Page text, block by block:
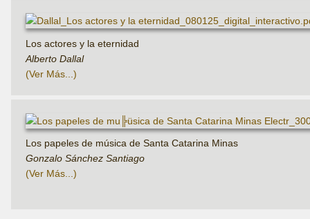
Los actores y la eternidad
Alberto Dallal
Ver Más
Los papeles de música de Santa Catarina Minas
Gonzalo Sánchez Santiago
Ver Más